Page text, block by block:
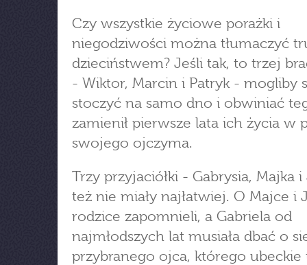
Czy wszystkie życiowe porażki i
niegodziwości można tłumaczyć
dzieciństwem? Jeśli tak, to trzej
- Wiktor, Marcin i Patryk - mogliby
stoczyć na samo dno i obwiniać
zamienił pierwsze lata ich życia w
swojego ojczyma.
Trzy przyjaciółki - Gabrysia, Majka
też nie miały najłatwiej. O Majce i
rodzice zapomnieli, a Gabriela od
najmłodszych lat musiała dbać o
przybranego ojca, którego